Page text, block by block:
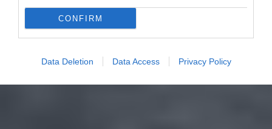
CONFIRM
Data Deletion Data Access Privacy Policy